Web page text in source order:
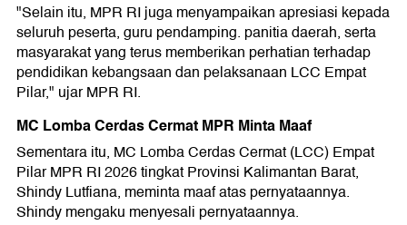
"Selain itu, MPR RI juga menyampaikan apresiasi kepada
seluruh peserta, guru pendamping. panitia daerah, serta
masyarakat yang terus memberikan perhatian terhadap
pendidikan kebangsaan dan pelaksanaan LCC Empat
Pilar," ujar MPR RI.
MC Lomba Cerdas Cermat MPR Minta Maaf
Sementara itu, MC Lomba Cerdas Cermat (LCC) Empat
Pilar MPR RI 2026 tingkat Provinsi Kalimantan Barat,
Shindy Lutfiana, meminta maaf atas pernyataannya.
Shindy mengaku menyesali pernyataannya.